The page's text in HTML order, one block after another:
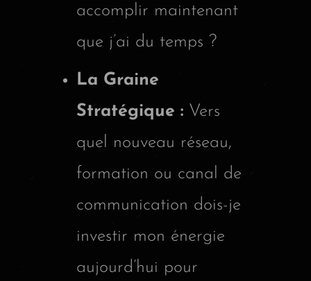
accomplir maintenant
que j’ai du temps ?
La Graine
Stratégique : Vers
quel nouveau réseau,
formation ou canal de
communication dois-je
investir mon énergie
aujourd’hui pour